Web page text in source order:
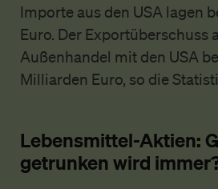
Importe aus den USA lagen
Euro. Der Exportüberschuss
Außenhandel mit den USA
Milliarden Euro, so die
Lebensmittel-Aktien:
getrunken wird